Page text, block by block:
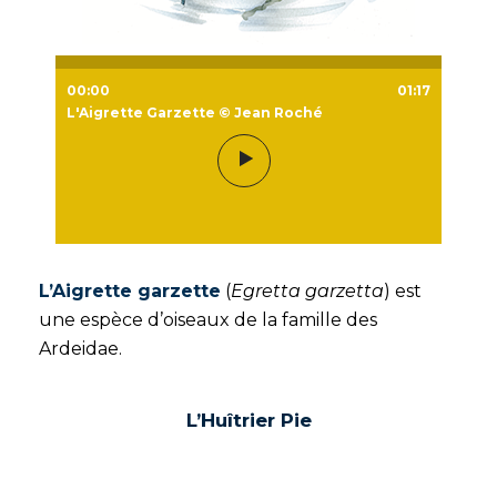
00:00
01:17
L'Aigrette Garzette © Jean Roché
L’Aigrette garzette (Egretta garzetta) est
une espèce d’oiseaux de la famille des
Ardeidae.
L’Huîtrier Pie